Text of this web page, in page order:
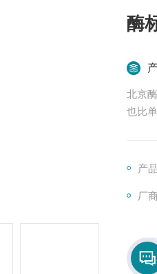
酶
北京
也比
产
厂